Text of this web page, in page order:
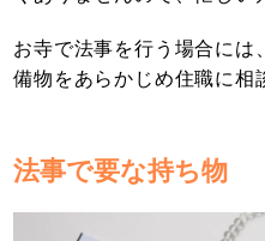
お寺で法事を行う場合には
備物をあらかじめ住職に相
法事で要な持ち物